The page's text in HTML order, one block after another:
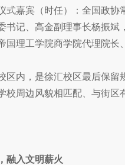
式嘉宾（时任）：全国政
书记、高金副理事长杨振
国理工学院商学院代理院
区内，是徐汇校区最后保
校周边风貌相匹配、与街
融入文明薪火